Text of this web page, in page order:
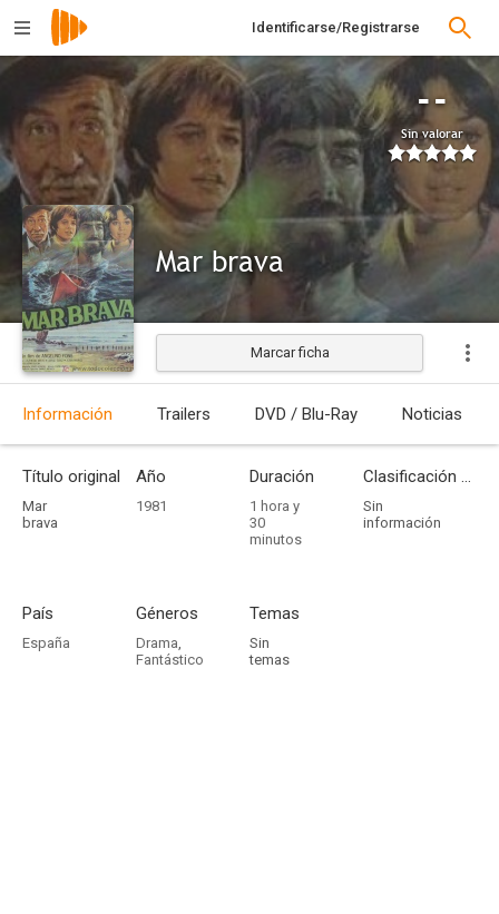
Identificarse/Registrarse
--
Sin valorar
Mar brava
Estrenada
Marcar ficha
Información Trailers DVD / Blu-Ray Noticias
Título original
Mar
brava
Año
1981
Duración
1 hora y
30
minutos
Clasificación por edades
Sin
información
País
España
Géneros
Drama,
Fantástico
Temas
Sin
temas